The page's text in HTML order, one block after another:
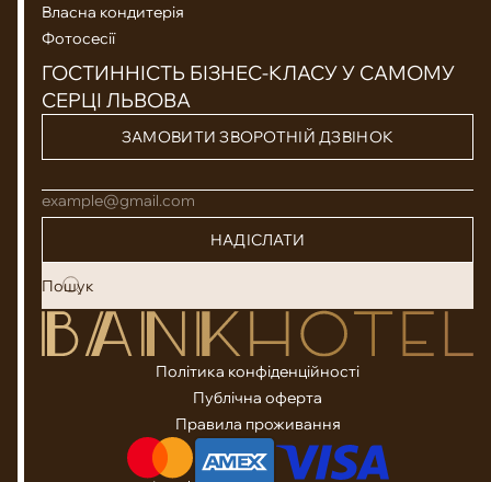
Власна кондитерія
Фотосесії
ГОСТИННІСТЬ БІЗНЕС-КЛАСУ У САМОМУ
СЕРЦІ ЛЬВОВА
ЗАМОВИТИ ЗВОРОТНІЙ ДЗВІНОК
example@gmail.com
НАДІСЛАТИ
Політика конфіденційності
Публічна оферта
Правила проживання